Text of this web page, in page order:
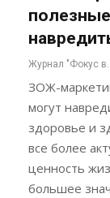
Журнал
ЗОЖ-
могут
здоровье и
все более
ценность
большее